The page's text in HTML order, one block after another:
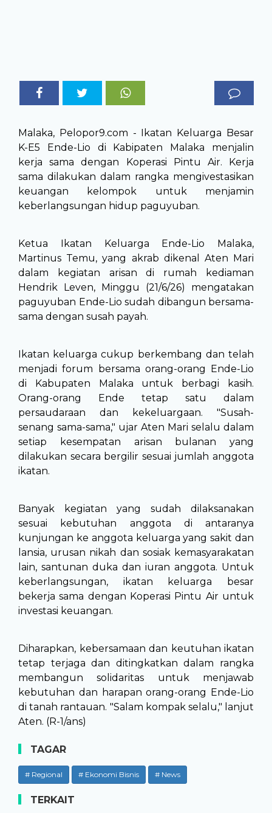
Malaka, Pelopor9.com - Ikatan Keluarga Besar
K-E5 Ende-Lio di Kabipaten Malaka menjalin
kerja sama dengan Koperasi Pintu Air. Kerja
sama dilakukan dalam rangka mengivestasikan
keuangan kelompok untuk menjamin
keberlangsungan hidup paguyuban.
Ketua Ikatan Keluarga Ende-Lio Malaka,
Martinus Temu, yang akrab dikenal Aten Mari
dalam kegiatan arisan di rumah kediaman
Hendrik Leven, Minggu (21/6/26) mengatakan
paguyuban Ende-Lio sudah dibangun bersama-
sama dengan susah payah.
Ikatan keluarga cukup berkembang dan telah
menjadi forum bersama orang-orang Ende-Lio
di Kabupaten Malaka untuk berbagi kasih.
Orang-orang Ende tetap satu dalam
persaudaraan dan kekeluargaan. "Susah-
senang sama-sama," ujar Aten Mari selalu dalam
setiap kesempatan arisan bulanan yang
dilakukan secara bergilir sesuai jumlah anggota
ikatan.
Banyak kegiatan yang sudah dilaksanakan
sesuai kebutuhan anggota di antaranya
kunjungan ke anggota keluarga yang sakit dan
lansia, urusan nikah dan sosiak kemasyarakatan
lain, santunan duka dan iuran anggota. Untuk
keberlangsungan, ikatan keluarga besar
bekerja sama dengan Koperasi Pintu Air untuk
investasi keuangan.
Diharapkan, kebersamaan dan keutuhan ikatan
tetap terjaga dan ditingkatkan dalam rangka
membangun solidaritas untuk menjawab
kebutuhan dan harapan orang-orang Ende-Lio
di tanah rantauan. "Salam kompak selalu," lanjut
Aten. (R-1/ans)
TAGAR
# Regional # Ekonomi Bisnis # News
TERKAIT